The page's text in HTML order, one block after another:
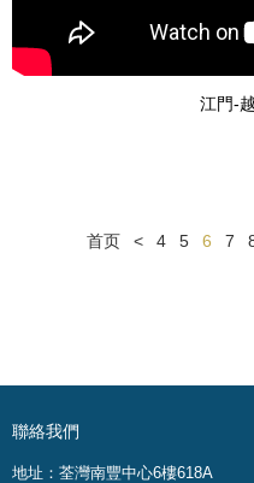
江門-
首页 < 4 5 6 7
聯絡我們
地址：荃灣南豐中心6樓618A